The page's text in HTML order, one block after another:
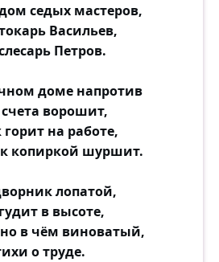
седых мастеров,
Васильев,
Петров.
доме напротив
ворошит,
на работе,
копиркой шуршит.
лопатой,
в высоте,
в чём виноватый,
о труде.